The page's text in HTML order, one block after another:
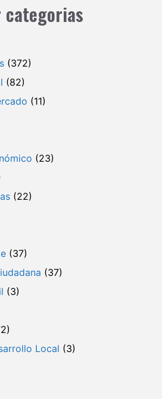
(372)
(82)
(11)
(23)
(22)
(37)
(37)
(3)
Local (3)